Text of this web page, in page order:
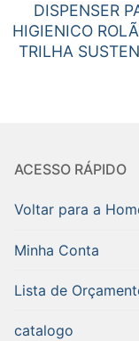
DISPENSER
HIGIENICO
TRILHA
ACESSO RÁPIDO
Voltar para a
Minha Conta
Lista de
catalogo